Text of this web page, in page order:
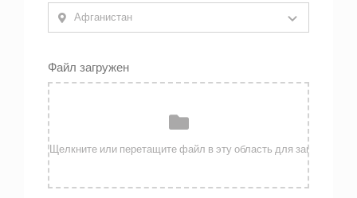
Файл загружен